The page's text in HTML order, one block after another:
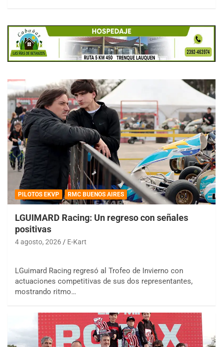
PILOTOS EKVP RMC BUENOS AIRES
LGUIMARD Racing: Un regreso con señales
positivas
4 agosto, 2026 E-Kart
LGuimard Racing regresó al Trofeo de Invierno con
actuaciones competitivas de sus dos representantes,
mostrando ritmo…